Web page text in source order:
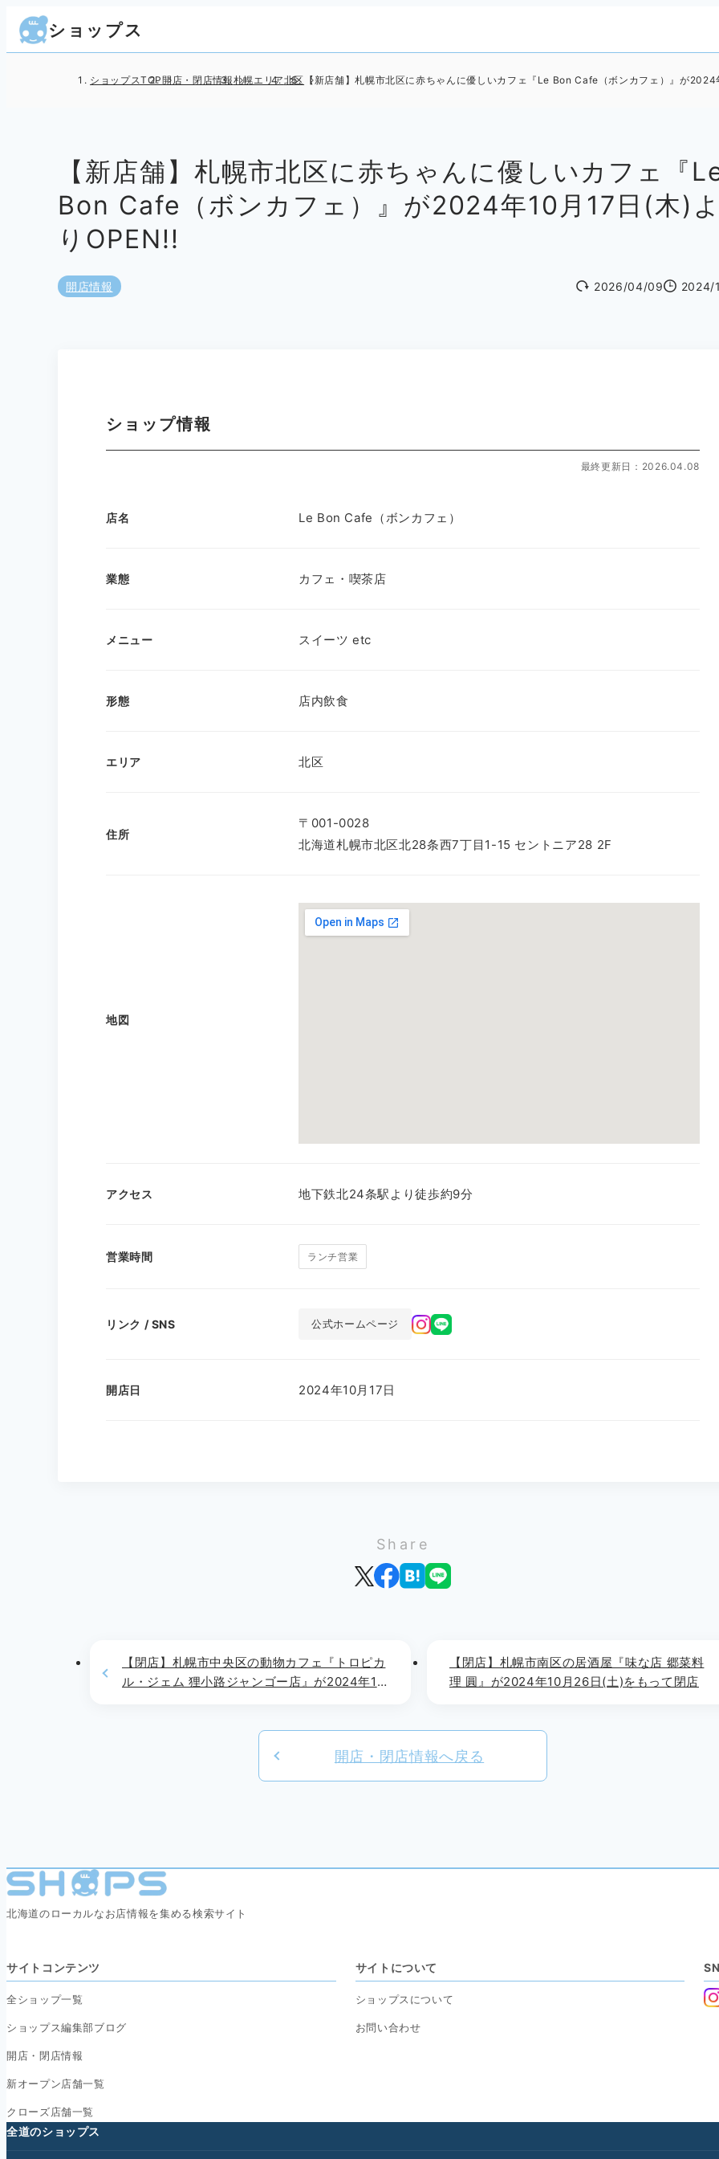
ショップス
ショップスTOP開店・閉店情報札幌エリア北区 【新店舗】札幌市北区に赤ちゃんに優しいカフェ『Le Bon Cafe（ボンカフェ）』が
【新店舗】札幌市北区に赤ちゃんに優しいカフェ『
Bon Cafe（ボンカフェ）』が2024年10月17日(木)
りOPEN!!
開店情報 2026/04/09 2024/
ショップ情報
最終更新日：2026.04.08
店名 Le Bon Cafe（ボンカフェ）
業態 カフェ・喫茶店
メニュー スイーツ etc
形態 店内飲食
エリア 北区
住所
〒001-0028
北海道札幌市北区北28条西7丁目1-15 セントニア28 2F
地図
アクセス 地下鉄北24条駅より徒歩約9分
営業時間 ランチ営業
リンク / SNS 公式ホームページ
開店日 2024年10月17日
Share
【閉店】札幌市中央区の動物カフェ『トロピカ
ル・ジェム 狸小路ジャンゴー店』が2024年12
【閉店】札幌市南区の居酒屋『味な店 郷菜料
理 圓』が2024年10月26日(土)をもって閉店
開店・閉店情報へ戻る
北海道のローカルなお店情報を集める検索サイト
サイトコンテンツ
全ショップ一覧
ショップス編集部ブログ
開店・閉店情報
新オープン店舗一覧
クローズ店舗一覧
サイトについて
ショップスについて
お問い合わせ
全道のショップス